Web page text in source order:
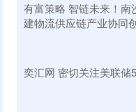
有富策略 智链未来！南
建物流供应链产业协同
奕汇网 密切关注美联储